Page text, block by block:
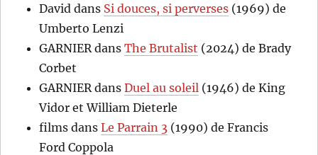
David dans Si douces, si perverses (1969) de
Umberto Lenzi
GARNIER dansThe Brutalist (2024) de Brady
Corbet
GARNIER dansDuel au soleil (1946) de King
Vidor et William Dieterle
films dansLe Parrain 3 (1990) de Francis
Ford Coppola